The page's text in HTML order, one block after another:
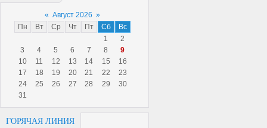
« Август 2026 »
Пн
Вт Ср Чт Пт Сб
Вс
1
2
3
4 5 6 7 8
9
10
11 12 13 14 15
16
17
18 19 20 21 22
23
24
25 26 27 28 29
30
31
ГОРЯЧАЯ ЛИНИЯ